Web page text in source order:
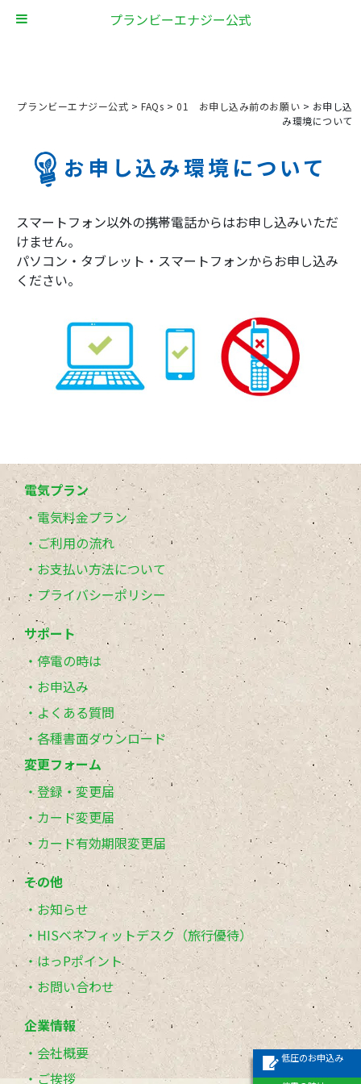
プランビーエナジー公式 >FAQs > 01 お申し込み前のお願い > お申し込
み環境について
お申し込み環境について
スマートフォン以外の携帯電話からはお申し込みいただ
けません。
パソコン・タブレット・スマートフォンからお申し込み
ください。
電気プラン
電気料金プラン
ご利用の流れ
お支払い方法について
プライバシーポリシー
サポート
停電の時は
お申込み
よくある質問
各種書面ダウンロード
変更フォーム
登録・変更届
カード変更届
カード有効期限変更届
その他
お知らせ
HISベネフィットデスク（旅行優待）
はっPポイント
お問い合わせ
企業情報
会社概要
ご挨拶
低圧のお申込み
プランビーエナジー公式